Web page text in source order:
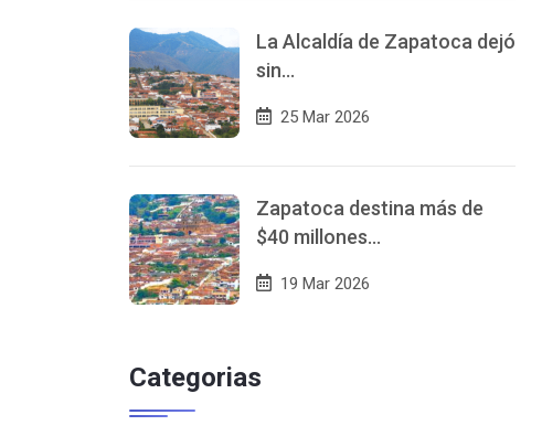
La Alcaldía de Zapatoca dejó
sin…
25 Mar 2026
Zapatoca destina más de
$40 millones…
19 Mar 2026
Categorias